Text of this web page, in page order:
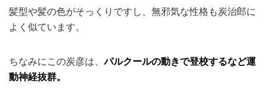
髪型や髪の色がそっくりですし、無邪気な性格も炭治郎に
よく似ています。
ちなみにこの炭彦は、パルクールの動きで登校するなど運
動神経抜群。